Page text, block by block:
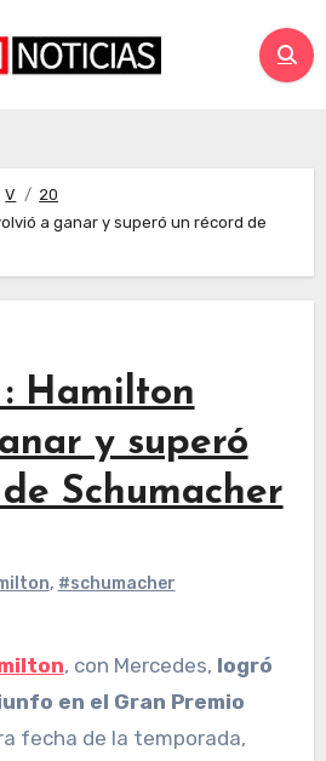
V
20
a ganar y superó un récord de
: Hamilton
y superó
Schumacher
, #schumacher
, con Mercedes, logró
en el Gran Premio
fecha de la temporada,